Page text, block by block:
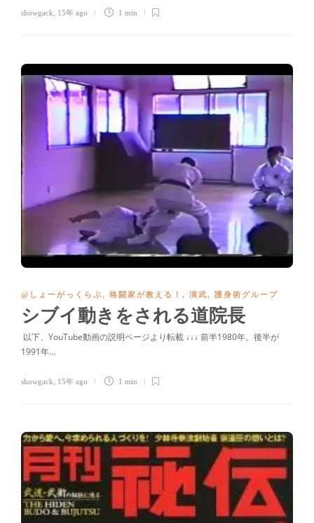
showgack 15年 ago 1 min
@しょーがっくらぶ, 格闘家が教える！ , 演武, 護身術グループ
シブイ動きをされる道院長
以下、YouTube動画の説明ページより転載 ↓↓↓ 前半1980年。後半が
1991年…
showgack 15年 ago 1 min